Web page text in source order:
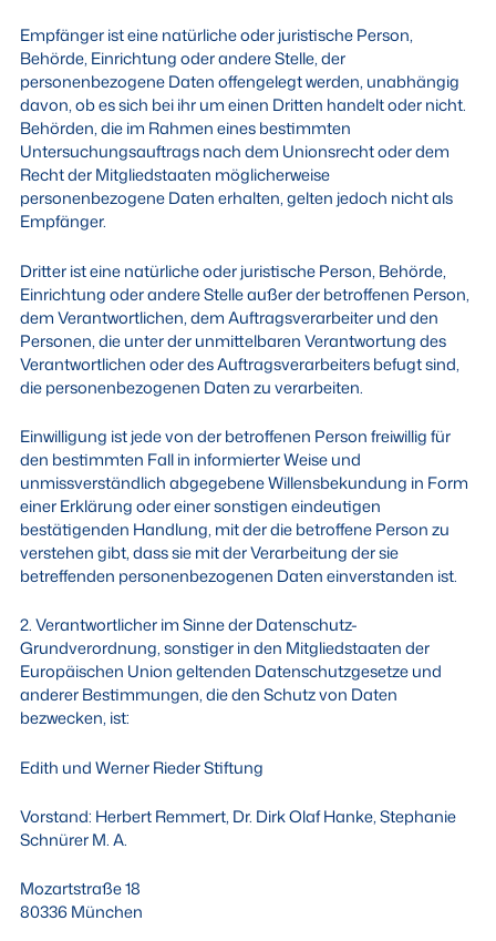
Empfänger ist eine natürliche oder juristische Person,
Behörde, Einrichtung oder andere Stelle, der
personenbezogene Daten offengelegt werden, unabhängig
davon, ob es sich bei ihr um einen Dritten handelt oder nicht.
Behörden, die im Rahmen eines bestimmten
Untersuchungsauftrags nach dem Unionsrecht oder dem
Recht der Mitgliedstaaten möglicherweise
personenbezogene Daten erhalten, gelten jedoch nicht als
Empfänger.
Dritter ist eine natürliche oder juristische Person, Behörde,
Einrichtung oder andere Stelle außer der betroffenen Person,
dem Verantwortlichen, dem Auftragsverarbeiter und den
Personen, die unter der unmittelbaren Verantwortung des
Verantwortlichen oder des Auftragsverarbeiters befugt sind,
die personenbezogenen Daten zu verarbeiten.
Einwilligung ist jede von der betroffenen Person freiwillig für
den bestimmten Fall in informierter Weise und
unmissverständlich abgegebene Willensbekundung in Form
einer Erklärung oder einer sonstigen eindeutigen
bestätigenden Handlung, mit der die betroffene Person zu
verstehen gibt, dass sie mit der Verarbeitung der sie
betreffenden personenbezogenen Daten einverstanden ist.
2. Verantwortlicher im Sinne der Datenschutz-
Grundverordnung, sonstiger in den Mitgliedstaaten der
Europäischen Union geltenden Datenschutzgesetze und
anderer Bestimmungen, die den Schutz von Daten
bezwecken, ist:
Edith und Werner Rieder Stiftung
Vorstand: Herbert Remmert, Dr. Dirk Olaf Hanke, Stephanie
Schnürer M. A.
Mozartstraße 18
80336 München